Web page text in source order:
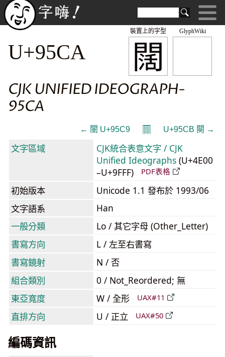
GlyphWiki
闊
裝置上的字型
U+95CA
CJK UNIFIED IDEOGRAPH-
95CA
← 闉 U+95C9 𝄜 U+95CB 闋 →
文字區域
CJK統合表意文字 / CJK
Unified Ideographs (U+4E00
–U+9FFF)
PDF表格
初始版本
Unicode 1.1 發布於 1993/06
文字語系
Han
一般分類
Lo / 其它字母 (Other_Letter)
書寫方向
L / 左至右書寫
書寫鏡射
N / 否
組合類別
0 / Not_Reordered; 無
東亞寬度
W / 全形 UAX#11
直排方向 U / 正立 UAX#50
編碼資訊